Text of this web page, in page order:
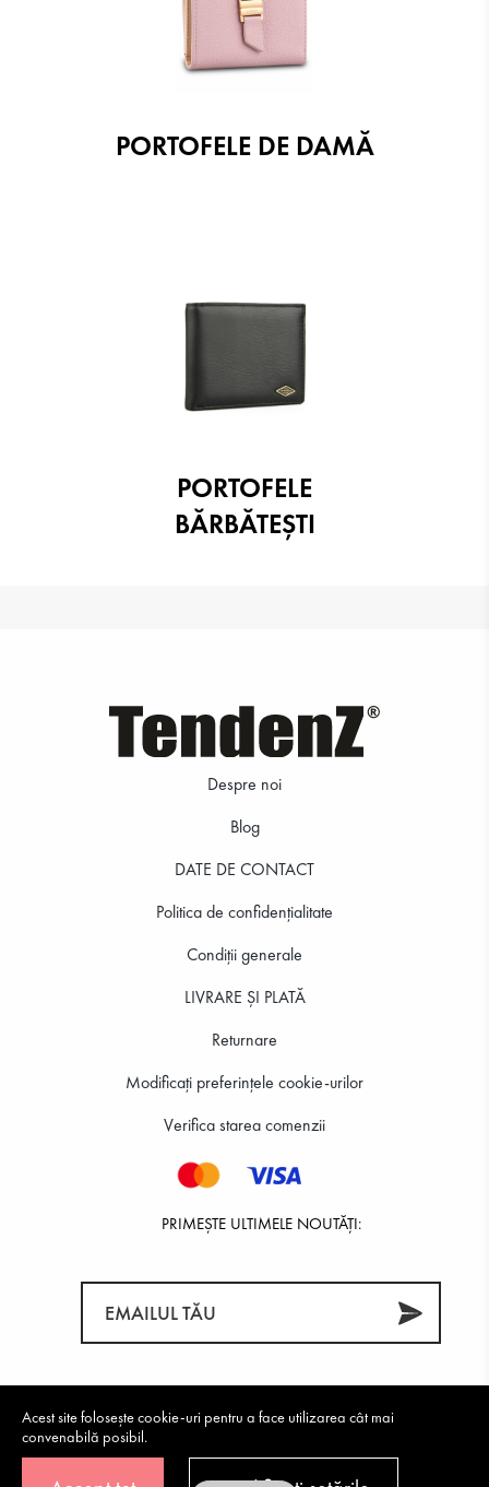
PORTOFELE DE DAMĂ
PORTOFELE
BĂRBĂTEȘTI
Despre noi
Blog
DATE DE CONTACT
Politica de confidenţialitate
Condiții generale
LIVRARE ȘI PLATĂ
Returnare
Modificați preferințele cookie-urilor
Verifica starea comenzii
PRIMEȘTE ULTIMELE NOUTĂȚI:
Acest site folosește cookie-uri pentru a face utilizarea cât mai
convenabilă posibil.